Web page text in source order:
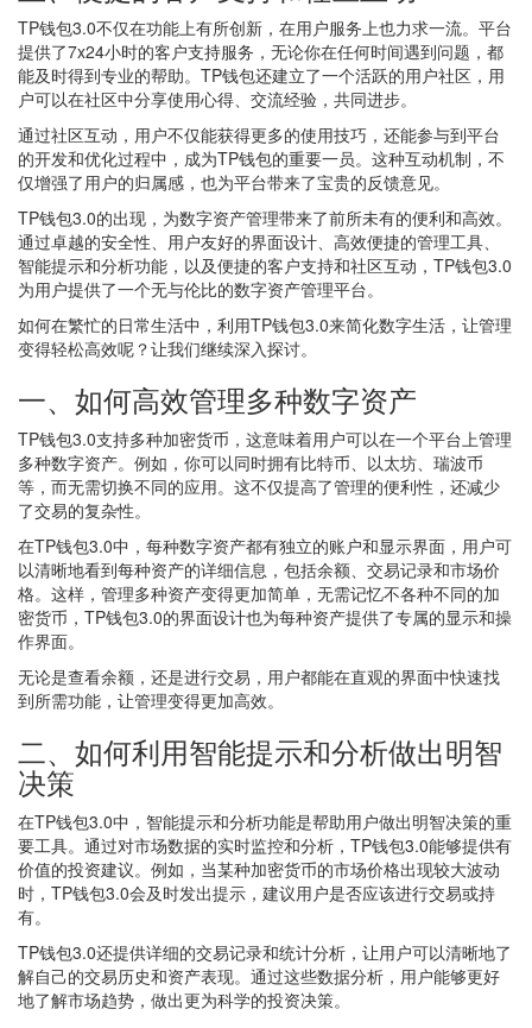
TP钱包3.0不仅在功能上有所创新，在用户服务上也力求一流。平台
提供了7x24小时的客户支持服务，无论你在任何时间遇到问题，都
能及时得到专业的帮助。TP钱包还建立了一个活跃的用户社区，用
户可以在社区中分享使用心得、交流经验，共同进步。
通过社区互动，用户不仅能获得更多的使用技巧，还能参与到平台
的开发和优化过程中，成为TP钱包的重要一员。这种互动机制，不
仅增强了用户的归属感，也为平台带来了宝贵的反馈意见。
TP钱包3.0的出现，为数字资产管理带来了前所未有的便利和高效。
通过卓越的安全性、用户友好的界面设计、高效便捷的管理工具、
智能提示和分析功能，以及便捷的客户支持和社区互动，TP钱包3.0
为用户提供了一个无与伦比的数字资产管理平台。
如何在繁忙的日常生活中，利用TP钱包3.0来简化数字生活，让管理
变得轻松高效呢？让我们继续深入探讨。
一、如何高效管理多种数字资产
TP钱包3.0支持多种加密货币，这意味着用户可以在一个平台上管理
多种数字资产。例如，你可以同时拥有比特币、以太坊、瑞波币
等，而无需切换不同的应用。这不仅提高了管理的便利性，还减少
了交易的复杂性。
在TP钱包3.0中，每种数字资产都有独立的账户和显示界面，用户可
以清晰地看到每种资产的详细信息，包括余额、交易记录和市场价
格。这样，管理多种资产变得更加简单，无需记忆不各种不同的加
密货币，TP钱包3.0的界面设计也为每种资产提供了专属的显示和操
作界面。
无论是查看余额，还是进行交易，用户都能在直观的界面中快速找
到所需功能，让管理变得更加高效。
二、如何利用智能提示和分析做出明智
决策
在TP钱包3.0中，智能提示和分析功能是帮助用户做出明智决策的重
要工具。通过对市场数据的实时监控和分析，TP钱包3.0能够提供有
价值的投资建议。例如，当某种加密货币的市场价格出现较大波动
时，TP钱包3.0会及时发出提示，建议用户是否应该进行交易或持
有。
TP钱包3.0还提供详细的交易记录和统计分析，让用户可以清晰地了
解自己的交易历史和资产表现。通过这些数据分析，用户能够更好
地了解市场趋势，做出更为科学的投资决策。